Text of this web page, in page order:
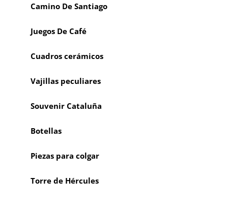
Camino De Santiago
Juegos De Café
Cuadros cerámicos
Vajillas peculiares
Souvenir Cataluña
Botellas
Piezas para colgar
Torre de Hércules